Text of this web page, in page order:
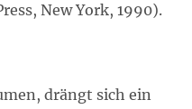
New York, 1990).
drängt sich ein